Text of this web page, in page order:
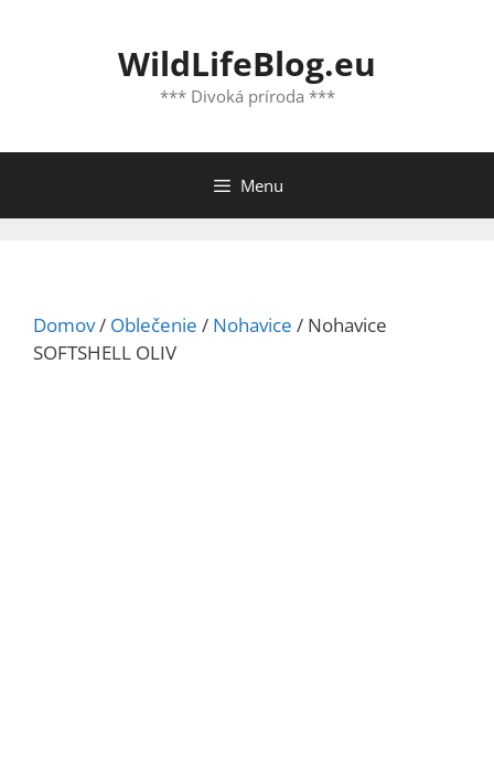
WildLifeBlog.eu
*** Divoká príroda ***
Menu
Domov/ Oblečenie / Nohavice / Nohavice
SOFTSHELL OLIV